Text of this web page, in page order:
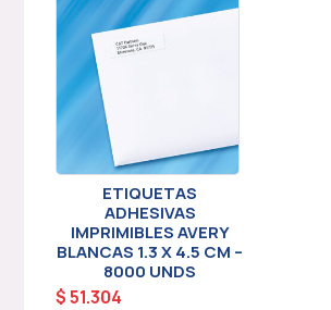
ETIQUETAS
ADHESIVAS
IMPRIMIBLES AVERY
BLANCAS 1.3 X 4.5 CM –
8000 UNDS
$51.304